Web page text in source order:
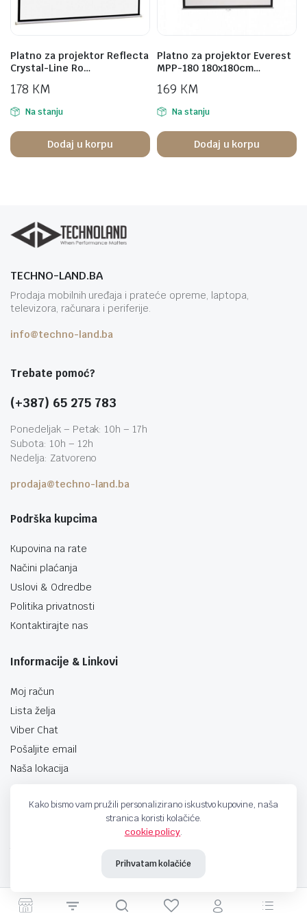
Platno za projektor Reflecta
Crystal-Line Ro…
178 KM
Na stanju
Dodaj u korpu
Platno za projektor Everest
MPP-180 180x180cm…
169 KM
Na stanju
Dodaj u korpu
TECHNO-LAND.BA
Prodaja mobilnih uređaja i prateće opreme, laptopa,
televizora, računara i periferije.
info@techno-land.ba
Trebate pomoć?
(+387) 65 275 783
Ponedeljak – Petak: 10h – 17h
Subota: 10h – 12h
Nedelja: Zatvoreno
prodaja@techno-land.ba
Podrška kupcima
Kupovina na rate
Načini plaćanja
Uslovi & Odredbe
Politika privatnosti
Kontaktirajte nas
Informacije & Linkovi
Moj račun
Lista želja
Viber Chat
Pošaljite email
Naša lokacija
Kako bismo vam pružili personalizirano iskustvo kupovine, naša
stranica koristi kolačiće.
cookie policy.
Prihvatam kolačiće